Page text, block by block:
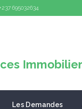
695032634
Les Demandes